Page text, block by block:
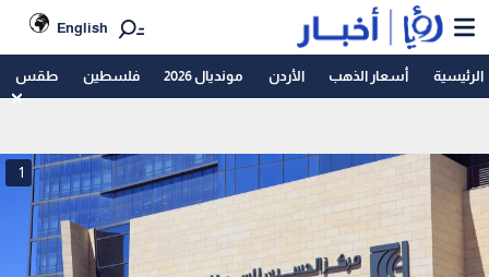
English
الرئيسية أسعار الذهب الأردن مونديال 2026 فلسطين طقس
1